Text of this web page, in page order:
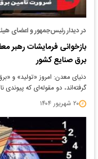
در دیدار رئیس‌جمهور و اعضای
بازخوانی فرمایشات
برق صنایع کشور
دنیای معدن: امروز «تولید» و
گرفته‌اند، دو مقوله‌ای که پیوندی
۲۰ شهریور ۱۴۰۴